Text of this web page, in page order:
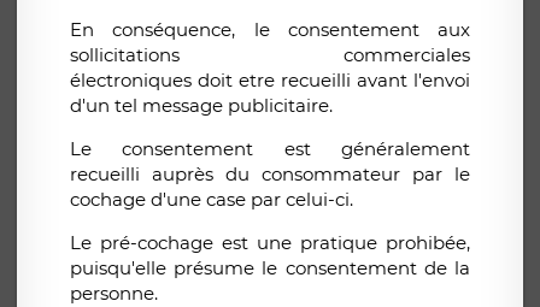
En conséquence, le consentement aux
sollicitations commerciales
électroniques doit etre recueilli avant l'envoi
d'un tel message publicitaire.
Le consentement est généralement
recueilli auprès du consommateur par le
cochage d'une case par celui-ci.
Le pré-cochage est une pratique prohibée,
puisqu'elle présume le consentement de la
personne.